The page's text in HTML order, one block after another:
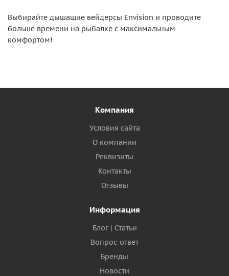
Выбирайте дышащие вейдерсы Envision и проводите
больше времени на рыбалке с максимальным
комфортом!
Компания
Условия сайта
О компании
Реквизиты
Контакты
Отзывы
Информация
Блог | Статьи
Вопрос-ответ
Бренды
Новости